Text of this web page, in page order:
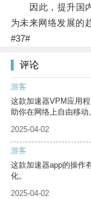
因此，提升国内
为未来网络发展的
#37#
评论
游客
这款加速器VPM应用
助你在网络上自由移动
2025-04-02
游客
这款加速器app的操作
化。
2025-04-02